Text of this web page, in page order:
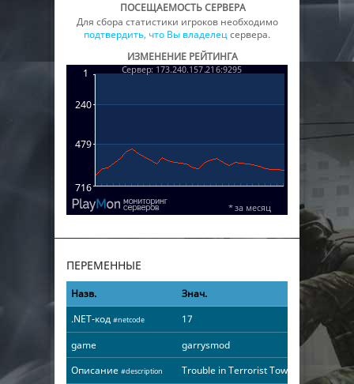
ПОСЕЩАЕМОСТЬ СЕРВЕРА
Для сбора статистики игроков необходимо
подтвердить, что Вы владелецсервера.
ИЗМЕНЕНИЕ РЕЙТИНГА
ПЕРЕМЕННЫЕ
Назв.
Знач.
.NET-код #netcode
17
game
garrysmod
Описание #description
Trouble in Terrorist Town